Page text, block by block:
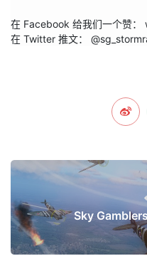
在 Facebook 给我们一个赞
在 Twitter 推文：
Sky